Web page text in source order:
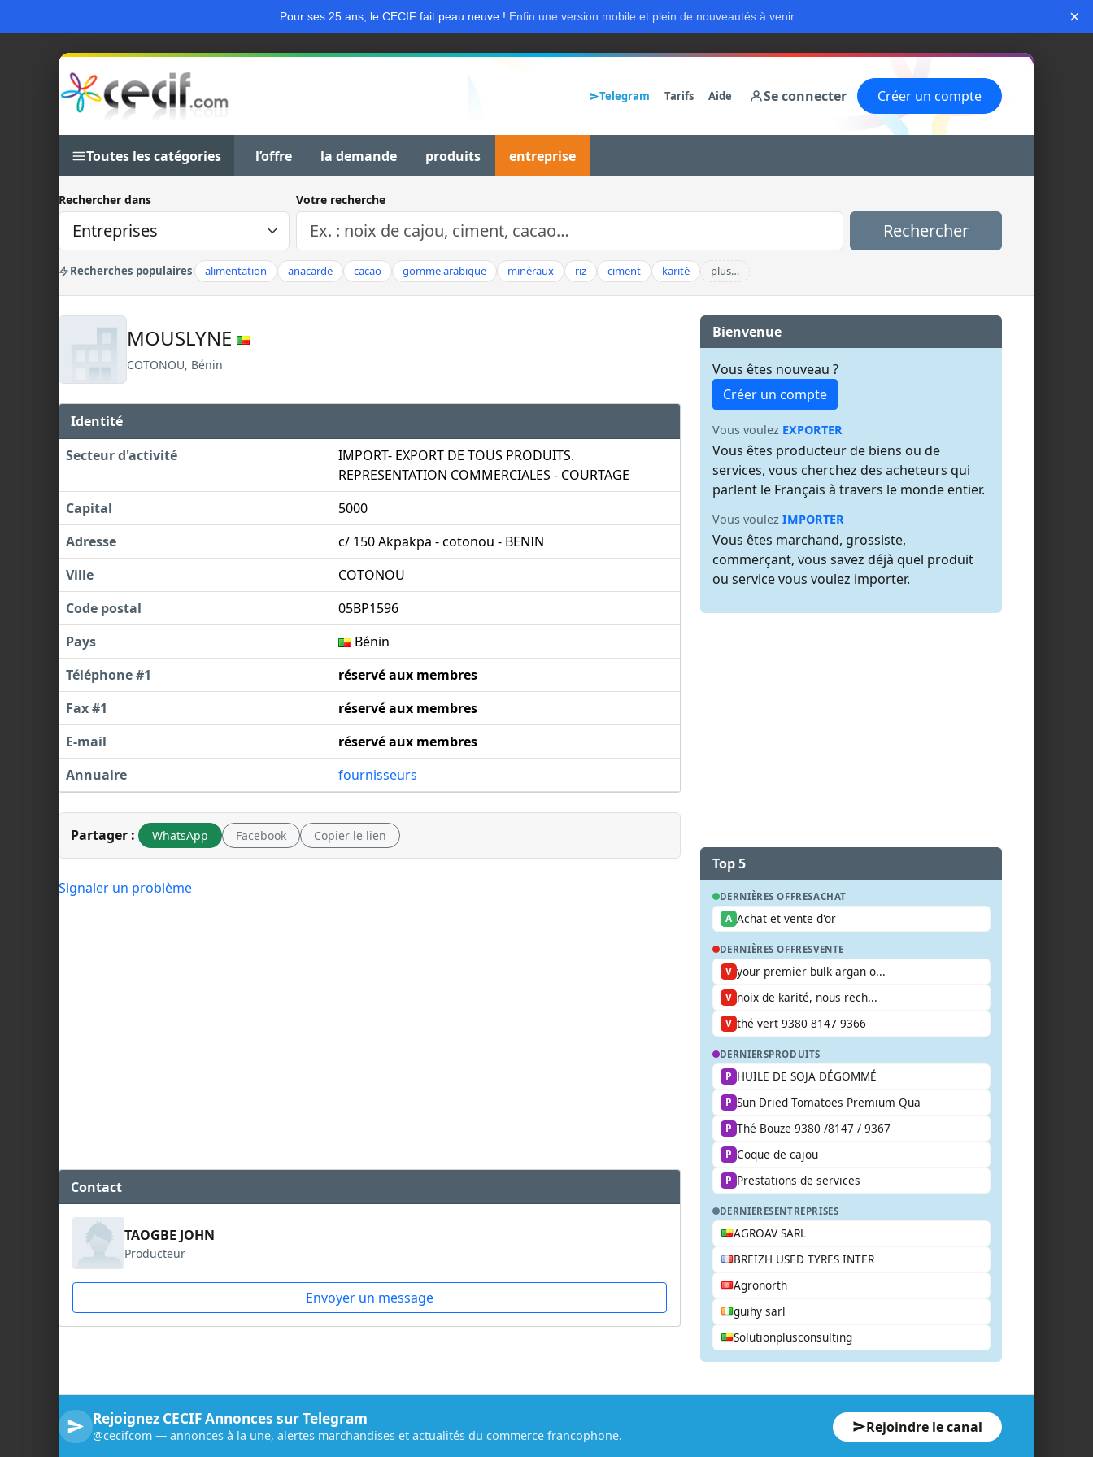
Pour ses 25 ans, le CECIF fait peau neuve ! Enfin une version mobile et plein de nouveautés à venir. ×
Telegram Tarifs Aide Se connecter Créer un compte
Toutes les catégories l’offre la demande produits entreprise
Rechercher dans Votre recherche
Rechercher
Recherches populaires alimentation anacarde cacao gomme arabique minéraux riz ciment karité plus…
MOUSLYNE
COTONOU, Bénin
Identité
Secteur d'activité
IMPORT- EXPORT DE TOUS PRODUITS.
REPRESENTATION COMMERCIALES - COURTAGE
Capital
5000
Adresse
c/ 150 Akpakpa - cotonou - BENIN
Ville
COTONOU
Code postal
05BP1596
Pays
Bénin
Téléphone #1
réservé aux membres
Fax #1
réservé aux membres
E-mail
réservé aux membres
Annuaire
fournisseurs
Partager : WhatsApp Facebook Copier le lien
Signaler un problème
Contact
TAOGBE JOHN
Producteur
Envoyer un message
Bienvenue
Vous êtes nouveau ?
Créer un compte
Vous voulez EXPORTER
Vous êtes producteur de biens ou de
services, vous cherchez des acheteurs qui
parlent le Français à travers le monde entier.
Vous voulez IMPORTER
Vous êtes marchand, grossiste,
commerçant, vous savez déjà quel produit
ou service vous voulez importer.
Top 5
DERNIÈRES OFFRESACHAT
A Achat et vente d'or
DERNIÈRES OFFRESVENTE
V your premier bulk argan o...
V noix de karité, nous rech...
V thé vert 9380 8147 9366
DERNIERSPRODUITS
P HUILE DE SOJA DÉGOMMÉ
P Sun Dried Tomatoes Premium Qua
P Thé Bouze 9380 /8147 / 9367
P Coque de cajou
P Prestations de services
DERNIERESENTREPRISES
AGROAV SARL
BREIZH USED TYRES INTER
Agronorth
guihy sarl
Solutionplusconsulting
Rejoignez CECIF Annonces sur Telegram
@cecifcom — annonces à la une, alertes marchandises et actualités du commerce francophone. Rejoindre le canal